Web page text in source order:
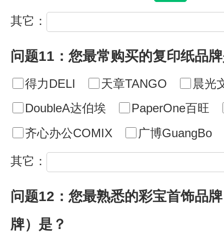
其它：
问题11：您最常购买的复印纸品
得力DELI 天章TANGO
晨光
DoubleA达伯埃
PaperOne百旺
齐心办公COMIX
广博GuangBo
其它：
问题12：您最熟悉的彩宝首饰品
牌）是？